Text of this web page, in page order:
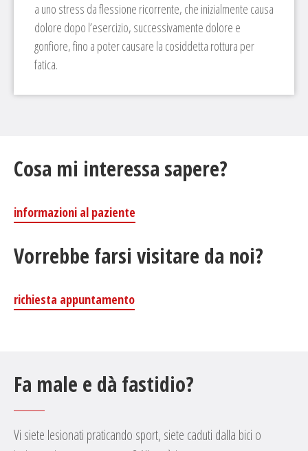
a uno stress da flessione ricorrente, che inizialmente causa
dolore dopo l’esercizio, successivamente dolore e
gonfiore, fino a poter causare la cosiddetta rottura per
fatica.
Cosa mi interessa sapere?
informazioni al paziente
Vorrebbe farsi visitare da noi?
richiesta appuntamento
Fa male e dà fastidio?
Vi siete lesionati praticando sport, siete caduti dalla bici o